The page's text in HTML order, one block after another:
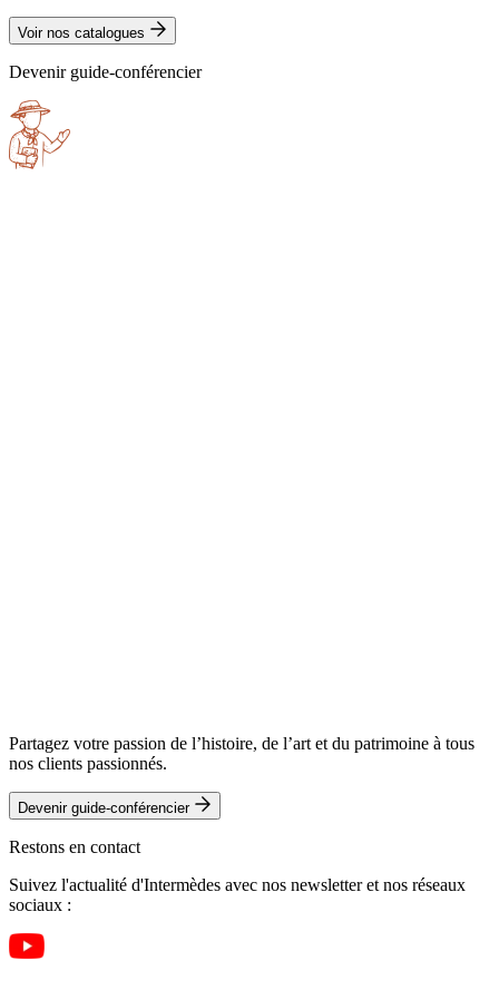
Voir nos catalogues
Devenir guide-conférencier
Partagez votre passion de l’histoire, de l’art et du patrimoine à tous
nos clients passionnés.
Devenir guide-conférencier
Restons en contact
Suivez l'actualité d'Intermèdes avec nos newsletter et nos réseaux
sociaux :